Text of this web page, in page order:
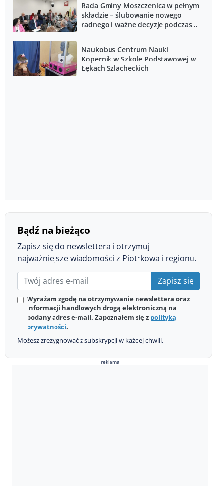
Rada Gminy Moszczenica w pełnym
składzie – ślubowanie nowego
radnego i ważne decyzje podczas
Naukobus Centrum Nauki
Kopernik w Szkole Podstawowej w
Łękach Szlacheckich
Bądź na bieżąco
Zapisz się do newslettera i otrzymuj
najważniejsze wiadomości z Piotrkowa i regionu.
Zapisz się
Wyrażam zgodę na otrzymywanie newslettera oraz
informacji handlowych drogą elektroniczną na
podany adres e-mail. Zapoznałem się z polityką
prywatności.
Możesz zrezygnować z subskrypcji w każdej chwili.
reklama